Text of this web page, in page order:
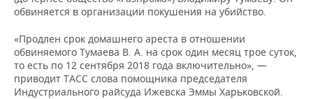
ВУЗЫ ТАТАРСТАНА
КОМУ ПРИНАДЛЕЖАТ
ТОРГОВЫЕ ЦЕНТРЫ
ТАТАРСТАНА
БАНКИ
БЮДЖЕТ
ИНВЕСТИЦИИ
МАШИНОСТРОЕНИЕ
НЕФТЕХИМИЯ
НОВОСТИ НЕДВИЖИМОСТИ
АВТО
НОВОСТИ АВТО
БИЗНЕС
НОВОСТИ БИЗНЕСА
ТЕХНОЛОГИИ
обвиняется в организации покушения на убийство.
«Продлен срок домашнего ареста в отношении
обвиняемого Тумаева В. А. на срок один месяц трое суток,
то есть по 12 сентября 2018 года включительно», —
приводит ТАСС слова помощника председателя
Индустриального райсуда Ижевска Эммы Харьковской.